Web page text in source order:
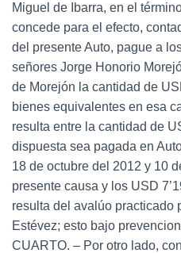
Miguel de Ibarra, en el
concede para el efecto,
del presente Auto, pague a
señores Jorge Honorio
de Morejón la cantidad de
bienes equivalentes en esa
resulta entre la cantidad de
dispuesta sea pagada en
18 de octubre del 2012 y 10
presente causa y los USD
resulta del avalúo practicado
Estévez; esto bajo
CUARTO. – Por otro lado,